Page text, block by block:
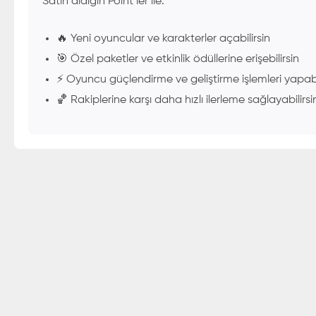
🔥 Yeni oyuncular ve karakterler açabilirsin
🎯 Özel paketler ve etkinlik ödüllerine erişebilirsin
⚡ Oyuncu güçlendirme ve geliştirme işlemleri
🏀 Rakiplerine karşı daha hızlı ilerleme